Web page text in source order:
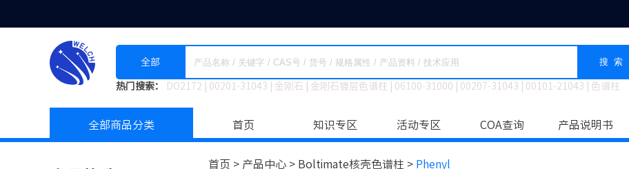
全部 搜 索
热门搜索： DO2172 00201-31043 金刚石 金刚石镀层色谱柱 06100-31000 00207-31043 00101-21043 色谱柱
全部商品分类 首页 知识专区 活动专区 COA查询 产品说明书
首页 > 产品中心 > Boltimate核壳色谱柱 > Phenyl